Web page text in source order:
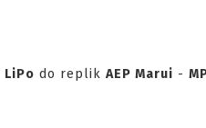
LiPo do replik AEP Marui -